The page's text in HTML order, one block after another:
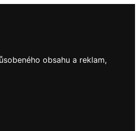
obsahu a reklam,